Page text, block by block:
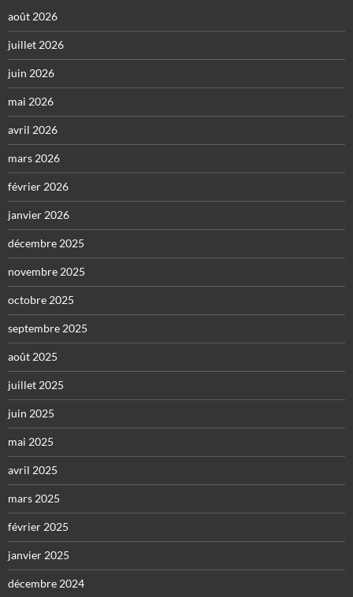
août 2026
juillet 2026
juin 2026
mai 2026
avril 2026
mars 2026
février 2026
janvier 2026
décembre 2025
novembre 2025
octobre 2025
septembre 2025
août 2025
juillet 2025
juin 2025
mai 2025
avril 2025
mars 2025
février 2025
janvier 2025
décembre 2024